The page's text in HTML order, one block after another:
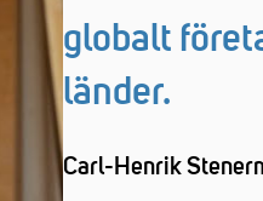
globalt
länder.
Carl-Henrik